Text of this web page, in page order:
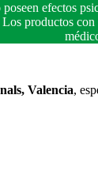
efectos
productos
Valencia,